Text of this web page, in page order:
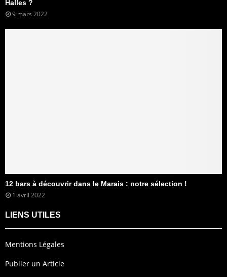
Halles ?
9 mars 2022
12 bars à découvrir dans le Marais : notre sélection !
1 avril 2022
LIENS UTILES
Mentions Légales
Publier un Article